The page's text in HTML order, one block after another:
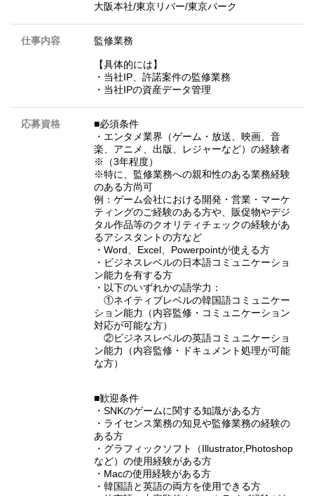
大阪本社/東京リバー/東京パーク
仕事内容 監修業務
【具体的には】
・当社IP、許諾案件の監修業務
・当社IPの資産データ管理
応募資格
■必須条件
・エンタメ業界（ゲーム・放送、映画、音
楽、アニメ、出版、レジャーなど）の経験者
※（3年程度）
※特に、監修業務への親和性のある業務経験
のある方尚可
例：ゲーム会社における開発・営業・マーケ
ティングのご経験のある方や、販促物やデジ
タル作品等のクオリティチェックの経験があ
るアシスタントの方など
・Word、Excel、Powerpointが使える方
・ビジネスレベルの日本語コミュニケーショ
ン能力を有する方
・以下のいずれかの語学力：
①ネイティブレベルの韓国語コミュニケー
ション能力（内容監修・コミュニケーション
対応が可能な方）
②ビジネスレベルの英語コミュニケーショ
ン能力（内容監修・ドキュメント処理が可能
な方）
■歓迎条件
・SNKのゲームに関する知識がある方
・ライセンス業務の知見や監修業務の経験の
ある方
・グラフィックソフト（Illustrator,Photoshop
など）の使用経験がある方
・Macの使用経験がある方
・韓国語と英語の両方を使用できる方